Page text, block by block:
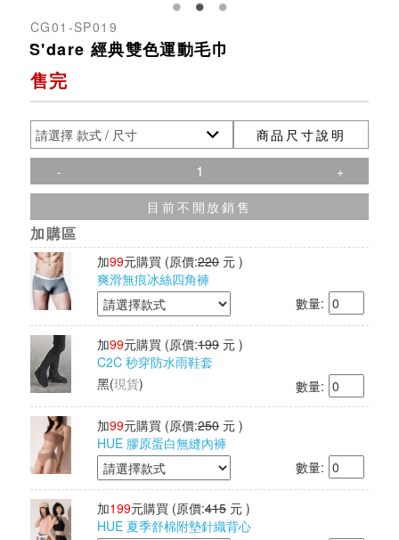
CG01-SP019
S'dare 經典雙色運動毛巾
售完
商品尺寸說明
-
+
目前不開放銷售
加購區
加99元購買 (原價:220 元 )
爽滑無痕冰絲四角褲
數量:
加99元購買 (原價:199 元 )
C2C 秒穿防水雨鞋套
黑(現貨) 數量:
加99元購買 (原價:250 元 )
HUE 膠原蛋白無縫內褲
數量:
加199元購買 (原價:415 元 )
HUE 夏季舒棉附墊針織背心